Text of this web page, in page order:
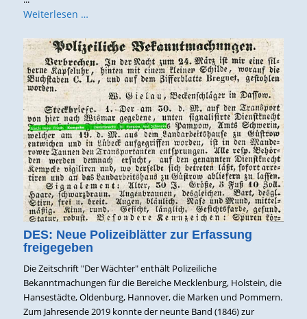
Weiterlesen …
DES: Neue Polizeiblätter zur Erfassung
freigegeben
Die Zeitschrift "Der Wächter" enthält Polizeiliche
Bekanntmachungen für die Bereiche Mecklenburg, Holstein, die
Hansestädte, Oldenburg, Hannover, die Marken und Pommern.
Zum Jahresende 2019 konnte der neunte Band (1846) zur